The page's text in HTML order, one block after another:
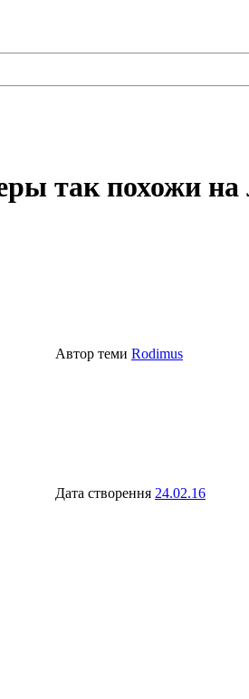
так похожи на
Автор теми Rodimus
Дата створення 24.02.16